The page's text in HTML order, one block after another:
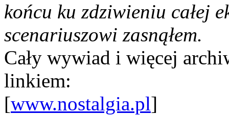
końcu ku zdziwieniu całej
scenariuszowi zasnąłem.
Cały wywiad i więcej
linkiem:
[www.nostalgia.pl]